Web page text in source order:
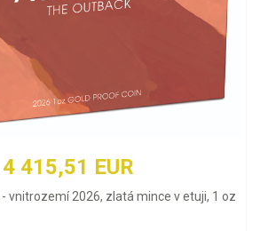
4 415,51 EUR
vnitrozemí 2026, zlatá mince v etuji, 1 oz